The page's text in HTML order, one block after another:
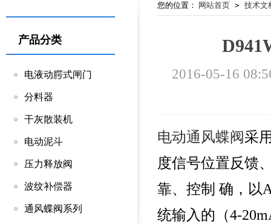
产品分类
电液动腭式闸门
分料器
干灰散装机
电动泥斗
压力释放阀
波纹补偿器
通风蝶阀系列
您的位置： 网站首页 > 技术文
2016-05-16
电动通风蝶阀采
度信号位置反馈
靠、控制 确，以
统输入的（4-